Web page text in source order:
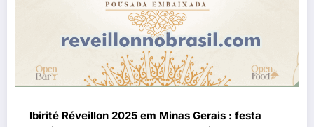
Ibirité Réveillon 2025 em Minas Gerais : festa